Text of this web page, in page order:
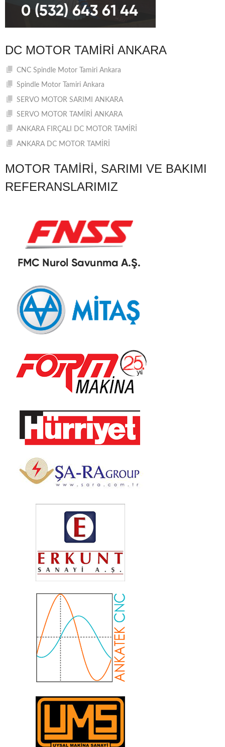
DC MOTOR TAMIRI ANKARA
CNC Spindle Motor Tamiri Ankara
Spindle Motor Tamiri Ankara
SERVO MOTOR SARIMI ANKARA
SERVO MOTOR TAMİRİ ANKARA
ANKARA FIRÇALI DC MOTOR TAMİRİ
ANKARA DC MOTOR TAMİRİ
MOTOR TAMIRI, SARIMI VE BAKIMI
REFERANSLARIMIZ